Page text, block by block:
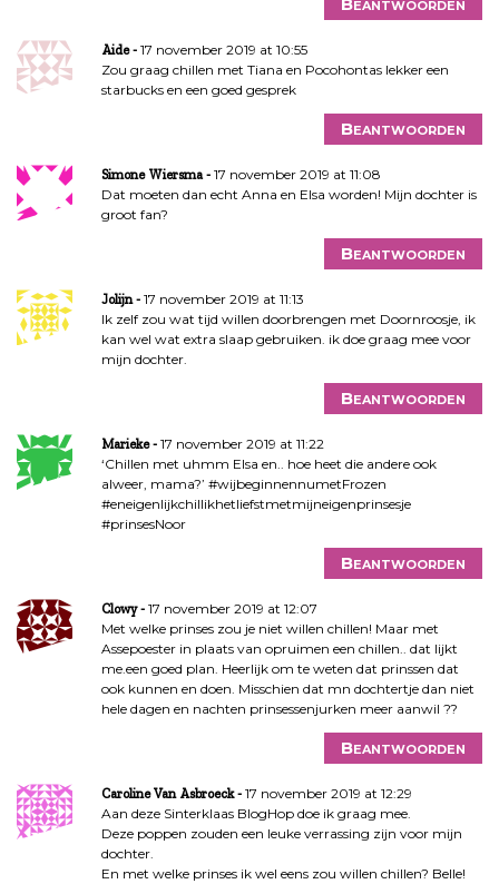
Beantwoorden
Aide
17 november 2019 at 10:55
Zou graag chillen met Tiana en Pocohontas lekker een
starbucks en een goed gesprek
Beantwoorden
Simone Wiersma
17 november 2019 at 11:08
Dat moeten dan echt Anna en Elsa worden! Mijn dochter is
groot fan?
Beantwoorden
Jolijn
17 november 2019 at 11:13
Ik zelf zou wat tijd willen doorbrengen met Doornroosje, ik
kan wel wat extra slaap gebruiken. ik doe graag mee voor
mijn dochter.
Beantwoorden
Marieke
17 november 2019 at 11:22
‘Chillen met uhmm Elsa en.. hoe heet die andere ook
alweer, mama?’ #wijbeginnennumetFrozen
#eneigenlijkchillikhetliefstmetmijneigenprinsesje
#prinsesNoor
Beantwoorden
Clowy
17 november 2019 at 12:07
Met welke prinses zou je niet willen chillen! Maar met
Assepoester in plaats van opruimen een chillen.. dat lijkt
me.een goed plan. Heerlijk om te weten dat prinssen dat
ook kunnen en doen. Misschien dat mn dochtertje dan niet
hele dagen en nachten prinsessenjurken meer aanwil ??
Beantwoorden
Caroline Van Asbroeck
17 november 2019 at 12:29
Aan deze Sinterklaas BlogHop doe ik graag mee.
Deze poppen zouden een leuke verrassing zijn voor mijn
dochter.
En met welke prinses ik wel eens zou willen chillen? Belle!